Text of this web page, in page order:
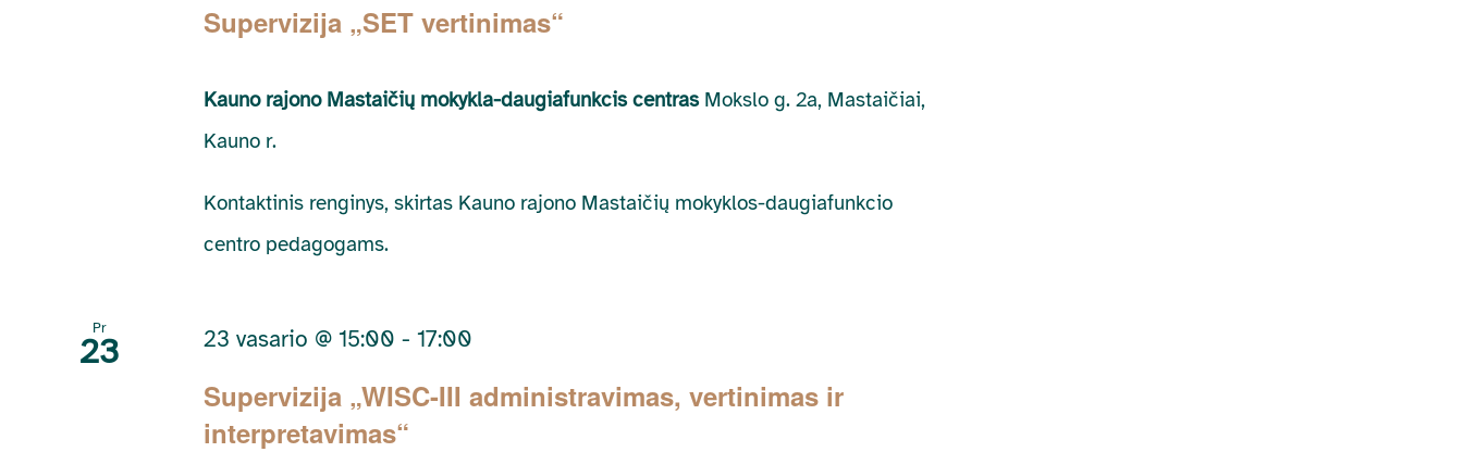
Supervizija „SET vertinimas“
Kauno rajono Mastaičių mokykla-daugiafunkcis centras Mokslo g. 2a, Mastaičiai,
Kauno r.
Kontaktinis renginys, skirtas Kauno rajono Mastaičių mokyklos-daugiafunkcio
centro pedagogams.
Pr
23
Supervizija „WISC-III administravimas, vertinimas ir
interpretavimas“
23 vasario @ 15:00 -17:00